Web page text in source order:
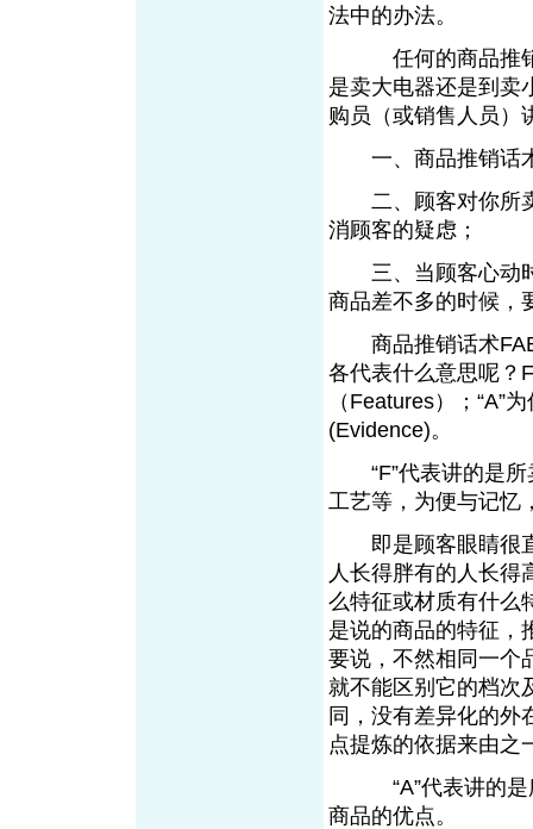
法中的办法。
任何的商品推销
是卖大电器还是到卖
购员（或销售人员）
一、商品推销话
二、顾客对你所卖
消顾客的疑虑；
三、当顾客心动时
商品差不多的时候，
商品推销话术
各代表什么意思呢？
（Features）；“A”
(Evidence)。
“F”代表讲的是所
工艺等，为便与记忆
即是顾客眼睛很直
人长得胖有的人长得
么特征或材质有什么
是说的商品的特征，
要说，不然相同一个
就不能区别它的档次
同，没有差异化的外
点提炼的依据来由之
“A”代表讲的是所
商品的优点。